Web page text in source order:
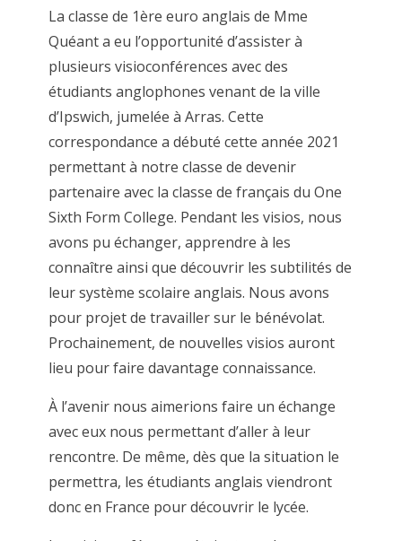
La classe de 1ère euro anglais de Mme
Quéant a eu l’opportunité d’assister à
plusieurs visioconférences avec des
étudiants anglophones venant de la ville
d’Ipswich, jumelée à Arras. Cette
correspondance a débuté cette année 2021
permettant à notre classe de devenir
partenaire avec la classe de français du One
Sixth Form College. Pendant les visios, nous
avons pu échanger, apprendre à les
connaître ainsi que découvrir les subtilités de
leur système scolaire anglais. Nous avons
pour projet de travailler sur le bénévolat.
Prochainement, de nouvelles visios auront
lieu pour faire davantage connaissance.
À l’avenir nous aimerions faire un échange
avec eux nous permettant d’aller à leur
rencontre. De même, dès que la situation le
permettra, les étudiants anglais viendront
donc en France pour découvrir le lycée.